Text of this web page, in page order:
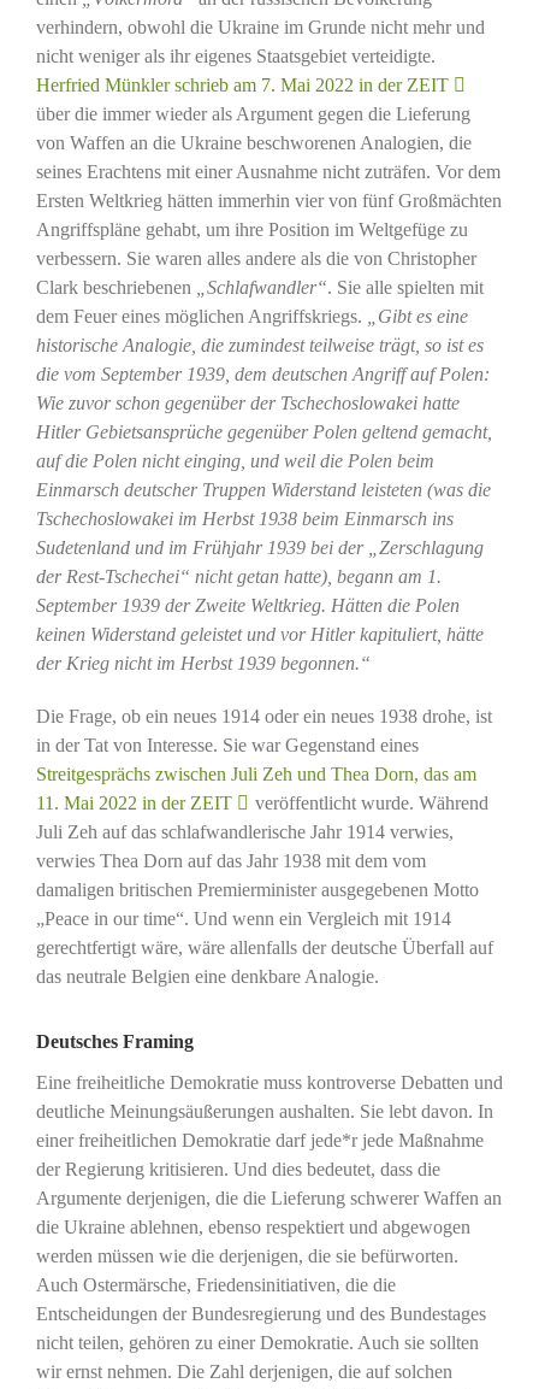
verhindern, obwohl die Ukraine im Grunde nicht mehr und
nicht weniger als ihr eigenes Staatsgebiet verteidigte.
Herfried Münkler schrieb am 7. Mai 2022 in der ZEIT
über die immer wieder als Argument gegen die Lieferung
von Waffen an die Ukraine beschworenen Analogien, die
seines Erachtens mit einer Ausnahme nicht zuträfen. Vor dem
Ersten Weltkrieg hätten immerhin vier von fünf Großmächten
Angriffspläne gehabt, um ihre Position im Weltgefüge zu
verbessern. Sie waren alles andere als die von Christopher
Clark beschriebenen „Schlafwandler“. Sie alle spielten mit
dem Feuer eines möglichen Angriffskriegs. „Gibt es eine
historische Analogie, die zumindest teilweise trägt, so ist es
die vom September 1939, dem deutschen Angriff auf Polen:
Wie zuvor schon gegenüber der Tschechoslowakei hatte
Hitler Gebietsansprüche gegenüber Polen geltend gemacht,
auf die Polen nicht einging, und weil die Polen beim
Einmarsch deutscher Truppen Widerstand leisteten (was die
Tschechoslowakei im Herbst 1938 beim Einmarsch ins
Sudetenland und im Frühjahr 1939 bei der „Zerschlagung
der Rest-Tschechei“ nicht getan hatte), begann am 1.
September 1939 der Zweite Weltkrieg. Hätten die Polen
keinen Widerstand geleistet und vor Hitler kapituliert, hätte
der Krieg nicht im Herbst 1939 begonnen.“
Die Frage, ob ein neues 1914 oder ein neues 1938 drohe, ist
in der Tat von Interesse. Sie war Gegenstand eines
Streitgesprächs zwischen Juli Zeh und Thea Dorn, das am
11. Mai 2022 in der ZEIT
veröffentlicht wurde. Während
Juli Zeh auf das schlafwandlerische Jahr 1914 verwies,
verwies Thea Dorn auf das Jahr 1938 mit dem vom
damaligen britischen Premierminister ausgegebenen Motto
„Peace in our time“. Und wenn ein Vergleich mit 1914
gerechtfertigt wäre, wäre allenfalls der deutsche Überfall auf
das neutrale Belgien eine denkbare Analogie.
Deutsches Framing
Eine freiheitliche Demokratie muss kontroverse Debatten und
deutliche Meinungsäußerungen aushalten. Sie lebt davon. In
einer freiheitlichen Demokratie darf jede*r jede Maßnahme
der Regierung kritisieren. Und dies bedeutet, dass die
Argumente derjenigen, die die Lieferung schwerer Waffen an
die Ukraine ablehnen, ebenso respektiert und abgewogen
werden müssen wie die derjenigen, die sie befürworten.
Auch Ostermärsche, Friedensinitiativen, die die
Entscheidungen der Bundesregierung und des Bundestages
nicht teilen, gehören zu einer Demokratie. Auch sie sollten
wir ernst nehmen. Die Zahl derjenigen, die auf solchen